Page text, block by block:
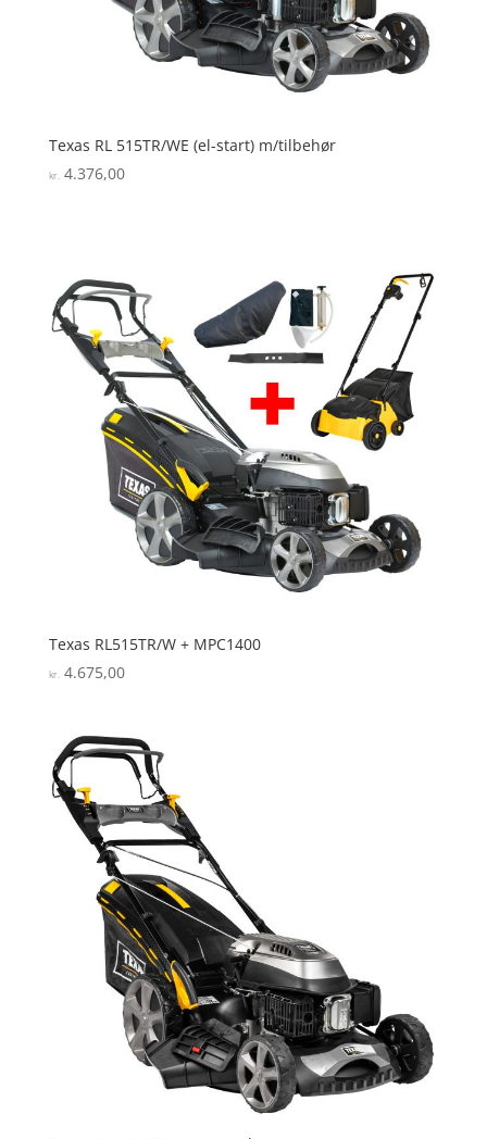
Texas RL 515TR/WE (el-start) m/tilbehør
kr.4.376,00
Texas RL515TR/W + MPC1400
kr.4.675,00